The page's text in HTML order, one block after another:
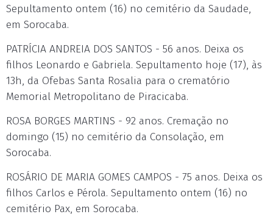
Sepultamento ontem (16) no cemitério da Saudade,
em Sorocaba.
PATRÍCIA ANDREIA DOS SANTOS - 56 anos. Deixa os
filhos Leonardo e Gabriela. Sepultamento hoje (17), às
13h, da Ofebas Santa Rosalia para o crematório
Memorial Metropolitano de Piracicaba.
ROSA BORGES MARTINS - 92 anos. Cremação no
domingo (15) no cemitério da Consolação, em
Sorocaba.
ROSÁRIO DE MARIA GOMES CAMPOS - 75 anos. Deixa os
filhos Carlos e Pérola. Sepultamento ontem (16) no
cemitério Pax, em Sorocaba.